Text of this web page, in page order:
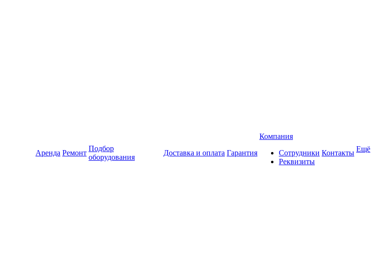
Аренда Ремонт
Подбор
оборудования
Доставка и оплата Гарантия
Компания
Сотрудники
Реквизиты
Контакты Ещё